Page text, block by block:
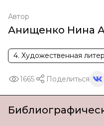
Автор
Анищенко Нина
4. Художественная
1665 Поделиться